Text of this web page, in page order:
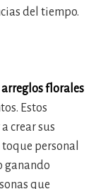
del tiempo.
florales
Estos
crear sus
personal
ganando
que